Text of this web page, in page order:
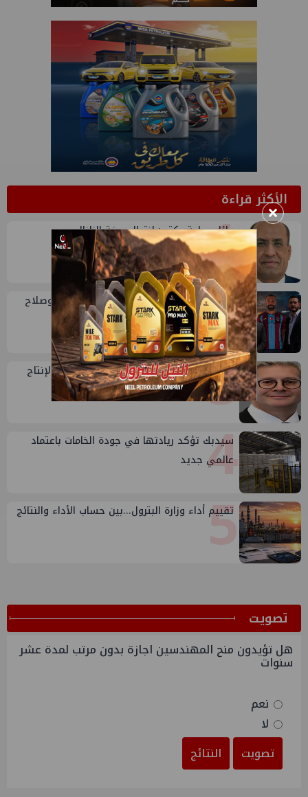
الأكثر قراءة1
وائل عطية يكتب: انتحال صفة الزلزال
2
حديث الجمعة: بترول الصعيد ومحمد فؤاد وصلاح
وعبدول
3
وزير البترول: الصعيد منطقة واعدة لزيادة الإنتاج
وتوفير فرص عمل
4
سيدبك تؤكد ريادتها في جودة الخامات باعتماد
عالمي جديد
5
تقييم أداء وزارة البترول...بين حساب الأداء والنتائج
ﺗﺼﻮﻳﺖ
هل تؤيدون منح المهندسين اجازة بدون مرتب لمدة عشر
سنوات
نعم
لا
تصويت
النتائج
×